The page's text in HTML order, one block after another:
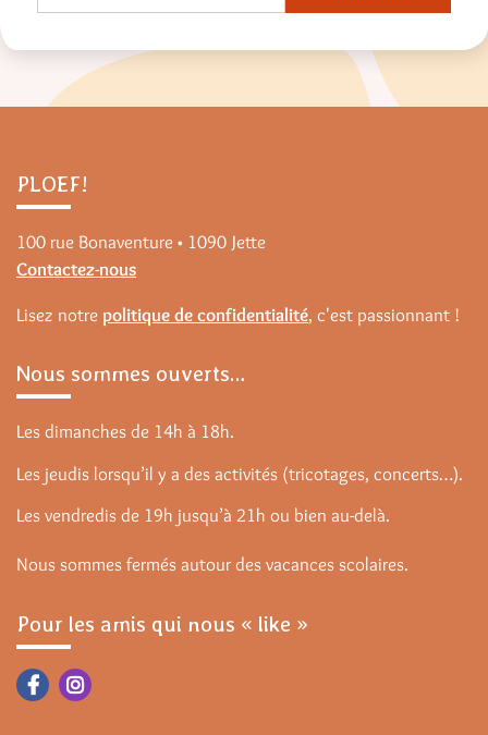
PLOEF!
100 rue Bonaventure • 1090 Jette
Contactez-nous
Lisez notre politique de confidentialité, c'est passionnant !
Nous sommes ouverts…
Les dimanches de 14h à 18h.
Les jeudis lorsqu’il y a des activités (tricotages, concerts…).
Les vendredis de 19h jusqu’à 21h ou bien au-delà.
Nous sommes fermés autour des vacances scolaires.
Pour les amis qui nous « like »